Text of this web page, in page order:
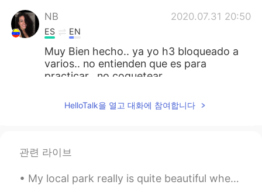
NB 2020.07.31 20:50
ES EN
Muy Bien hecho.. ya yo h3 bloqueado a
varios.. no entienden que es para
practicar.. no coquetear.
Yanet 2020.07.31 20:49
🤦🏻‍♀️
ES EN
HelloTalk을 열고 대화에 참여합니다
관련 라이브
My local park really is quite beautiful when the weather is nice! I do love it when it's covered ...